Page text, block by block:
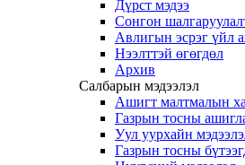
Дүрст мэдээ
Сонгон
Авлигын эсрэг үйл
Нээлттэй өгөгдөл
Архив
Салбарын мэдээлэл
Ашигт малтмалын
Газрын тосны
Уул уурхайн
Газрын тосны